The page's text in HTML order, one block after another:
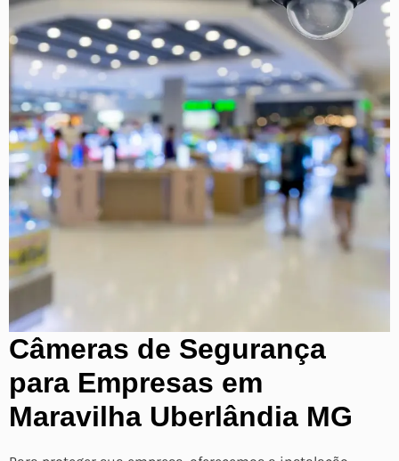
Câmeras de Segurança
para Empresas em
Maravilha Uberlândia MG